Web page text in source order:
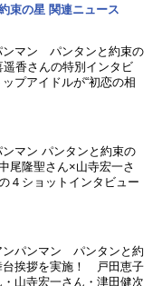
束の星 関連ニュース
ンマン パンタンと約束の
香さんの特別インタビ
プアイドルが“初恋の相
ンマン パンタンと約束の
尾隆聖さん×山寺宏一さ
４ショットインタビュー
ンパンマン パンタンと約
台挨拶を実施！ 戸田恵子
山寺宏一さん・津田健次